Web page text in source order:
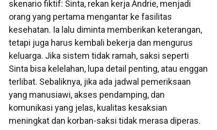
skenario fiktif: Sinta, rekan kerja Andrie, menjadi
orang yang pertama mengantar ke fasilitas
kesehatan. Ia lalu diminta memberikan keterangan,
tetapi juga harus kembali bekerja dan mengurus
keluarga. Jika sistem tidak ramah, saksi seperti
Sinta bisa kelelahan, lupa detail penting, atau enggan
terlibat. Sebaliknya, jika ada jadwal pemeriksaan
yang manusiawi, akses pendamping, dan
komunikasi yang jelas, kualitas kesaksian
meningkat dan korban-saksi tidak merasa diperas.